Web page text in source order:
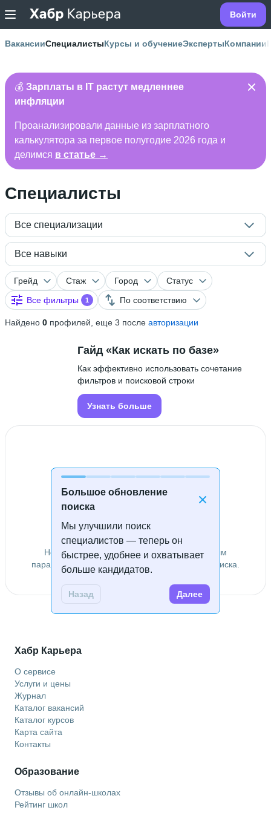
Войти
ВакансииСпециалистыКурсы и обучениеЭкспертыКомпании
💰 Зарплаты в IT растут медленнее
инфляции
Проанализировали данные из зарплатного
калькулятора за первое полугодие 2026 года и
делимся в статье →
Специалисты
Все специализации
Все навыки
Грейд Стаж Город
Статус
Все фильтры
1 По соответствию
Найдено 0 профилей, еще 3 после авторизации
Большое обновление
поиска
Мы улучшили поиск
специалистов — теперь он
быстрее, удобнее и охватывает
больше кандидатов.
Назад Далее
Гайд «Как искать по базе»
Как эффективно использовать сочетание
фильтров и поисковой строки
Узнать больше
Специалисты не найдены
Не удалось найти специалистов по заданным
параметрам. Попробуйте изменить условия поиска.
Хабр Карьера
О сервисе
Услуги и цены
Журнал
Каталог вакансий
Каталог курсов
Карта сайта
Контакты
Образование
Отзывы об онлайн-школах
Рейтинг школ